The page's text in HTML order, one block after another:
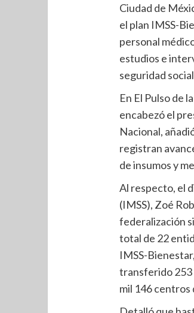
Ciudad de
el plan IMSS-
personal
estudios e
seguridad
En El Pulso de
encabezó el
Nacional,
registran
de insumos y
Al respecto, el
(IMSS), Zoé
federalización
total de 22
IMSS-
transferido 253
mil 146 centros